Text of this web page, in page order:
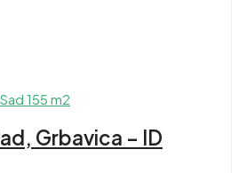
Grbavica – ID